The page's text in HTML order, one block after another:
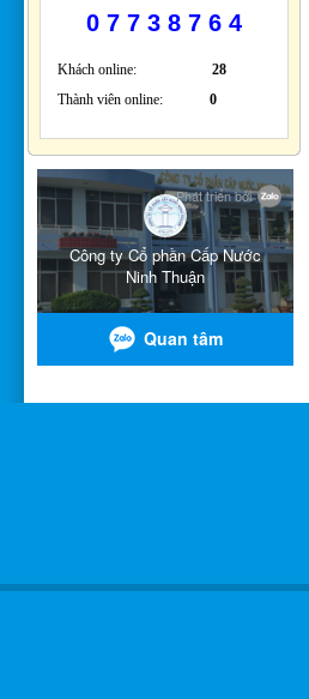
0 7 7 3 8 7 6 4
Khách online: 28
Thành viên online: 0